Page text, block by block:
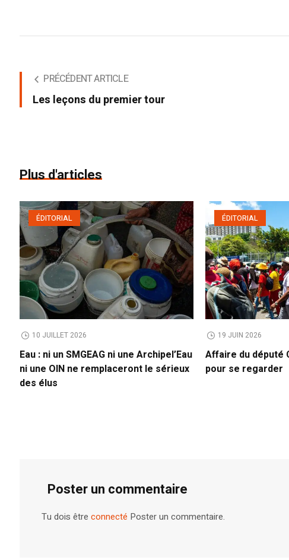
PRÉCÉDENT ARTICLE
Les leçons du premier tour
Plus d'articles
ÉDITORIAL
10 JUILLET 2026
Eau : ni un SMGEAG ni une Archipel’Eau
ni une OIN ne remplaceront le sérieux
des élus
ÉDITORIAL
19 JUIN 2026
Affaire du député
pour se regarder
Poster un commentaire
Tu dois êtreconnecté Poster un commentaire.